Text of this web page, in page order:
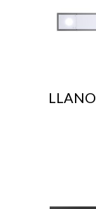
LLANO